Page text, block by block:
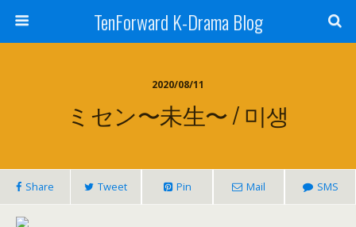
TenForward K-Drama Blog
2020/08/11
ミセン〜未生〜 / 미생
Share Tweet Pin Mail SMS